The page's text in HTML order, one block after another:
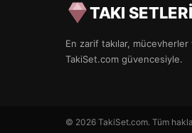
TAKI SETLERİ
En zarif takılar, mücevherler
TakiSet.com güvencesiyle.
© 2026 TakiSet.com. Tüm